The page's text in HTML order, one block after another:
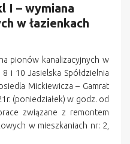
I – wymiana
w łazienkach
pionów kanalizacyjnych w
i 10 Jasielska Spółdzielnia
Mickiewicza – Gamrat
(poniedziałek) w godz. od
związane z remontem
w mieszkaniach nr: 2,